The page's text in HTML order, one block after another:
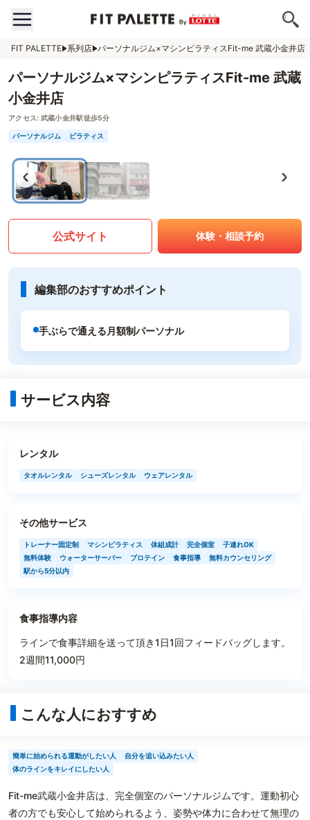
FIT PALETTE 系列店 パーソナルジム×マシンピラティスFit-me 武蔵小金井店
パーソナルジム×マシンピラティスFit-me 武蔵
小金井店
アクセス: 武蔵小金井駅徒歩5分
パーソナルジム ピラティス
公式サイト 体験・相談予約
編集部のおすすめポイント
手ぶらで通える月額制パーソナル
サービス内容
レンタル
タオルレンタル シューズレンタル ウェアレンタル
その他サービス
トレーナー固定制 マシンピラティス 体組成計 完全個室
子連れOK
無料体験
ウォーターサーバー プロテイン 食事指導
無料カウンセリング
駅から5分以内
食事指導内容
ラインで食事詳細を送って頂き1日1回フィードバッグします。
2週間11,000円
こんな人におすすめ
簡単に始められる運動がしたい人
自分を追い込みたい人
体のラインをキレイにしたい人
Fit-me武蔵小金井店は、完全個室のパーソナルジムです。運動初心
者の方でも安心して始められるよう、姿勢や体力に合わせて無理の